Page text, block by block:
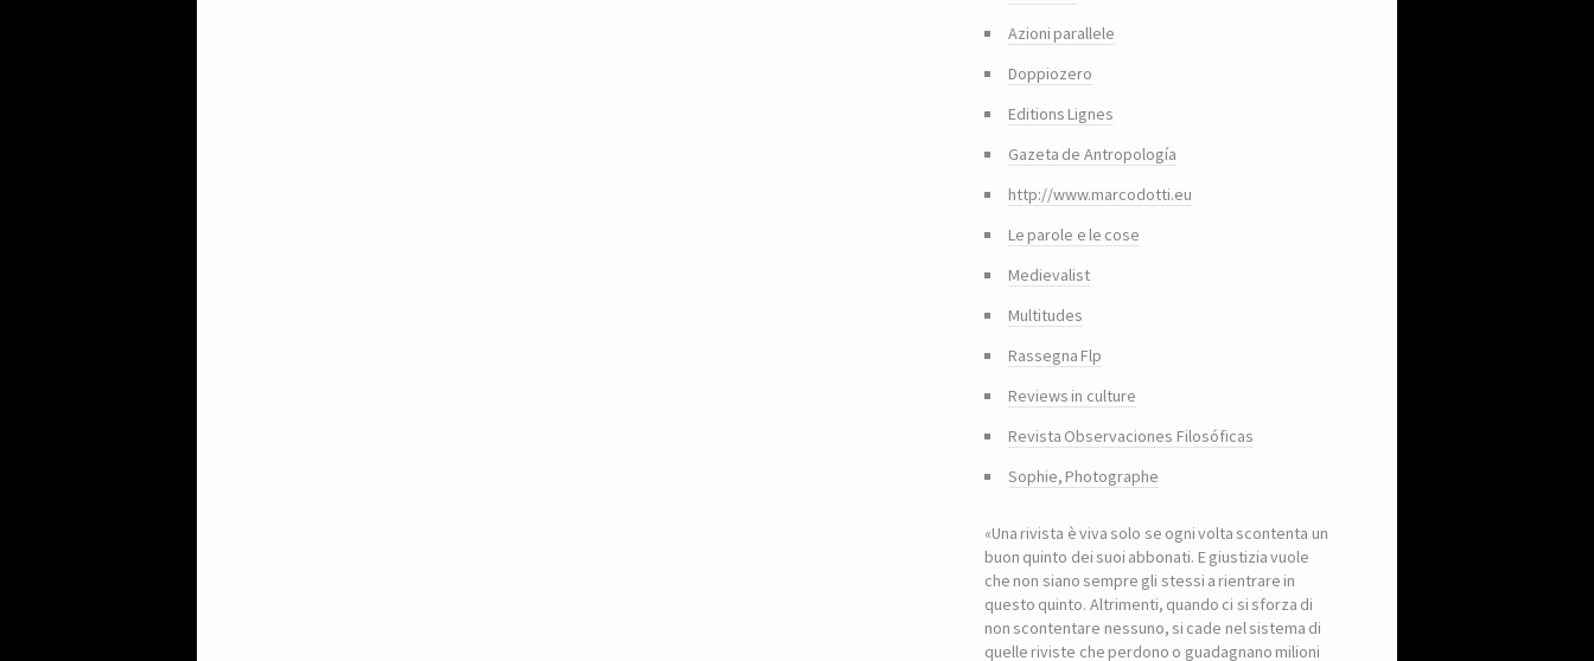
Azioni parallele
Doppiozero
Editions Lignes
Gazeta de Antropología
http://www.marcodotti.eu
Le parole e le cose
Medievalist
Multitudes
Rassegna Flp
Reviews in culture
Revista Observaciones Filosóficas
Sophie, Photographe
«Una rivista è viva solo se ogni volta scontenta un
buon quinto dei suoi abbonati. E giustizia vuole
che non siano sempre gli stessi a rientrare in
questo quinto. Altrimenti, quando ci si sforza di
non scontentare nessuno, si cade nel sistema di
quelle riviste che perdono o guadagnano milioni